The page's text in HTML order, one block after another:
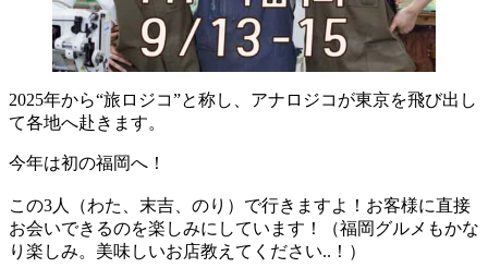
2025年から“旅ロジコ”と称し、アナロジコが東京を飛び出し
て各地へ赴きます。
今年は初の福岡へ！
この3人（わた、末吉、のり）で行きますよ！お客様に直接
お会いできるのを楽しみにしています！（福岡グルメもかな
り楽しみ。美味しいお店教えてください..！）